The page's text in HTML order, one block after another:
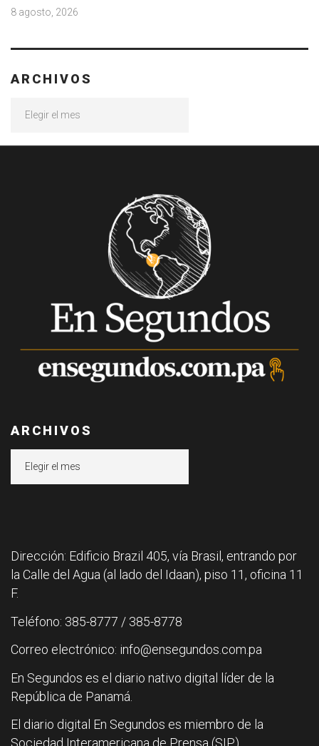
8 agosto, 2026
ARCHIVOS
ARCHIVOS
Dirección: Edificio Brazil 405, vía Brasil, entrando por
la Calle del Agua (al lado del Idaan), piso 11, oficina 11
F.
Teléfono: 385-8777 / 385-8778
Correo electrónico: info@ensegundos.com.pa
En Segundos es el diario nativo digital líder de la
República de Panamá.
El diario digital En Segundos es miembro de la
Sociedad Interamericana de Prensa (SIP).